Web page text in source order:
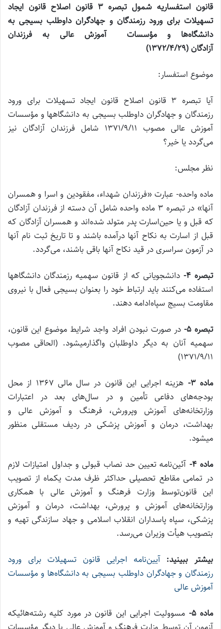
قانون استفساریه شمول تبصره ۳ قانون اصلاح قانون ایجاد
تسهیلات برای ورود رزمندگان و جهادگران داوطلب بسیجی‌ به
دانشگاه‌ها و مؤسسات
آموزش عالی به فرزندان
آزادگان ( ۱۳۷۲/۴/۲۹ )
موضوع استفسار:
‌آیا تبصره ۳ قانون اصلاح قانون ایجاد تسهیلات برای ورود
رزمندگان و جهادگران داوطلب بسیجی به دانشگاهها و مؤسسات
آموزش عالی مصوب ۱۳۷۱/۹/۱۱ شامل فرزندان آزادگان نیز
می‌گردد یا خیر؟
نظر مجلس:
‌ماده واحده- عبارت «‌فرزندان شهداء، مفقودین و اسرا و همسران
آنها» در تبصره ۳ ماده واحده شامل آن دسته از فرزندان آزادگان
که قبل و یا حین‌اسارت پدر متولد شده‌اند و همسران آزادگان که
قبل از اسارت به نکاح آنها درآمده باشند و تا تاریخ ثبت نام آنها
در آزمون سراسری در قید نکاح آنها باقی‌ باشند، می‌گردد.
تبصره۴- دانشجویانی که از قانون سهمیه رزمندگان دانشگاهها
استفاده می‌کنند باید ارتباط خود را بعنوان بسیجی فعال با نیروی
مقاومت بسیج سپاه‌ادامه دهند.
تبصره۵- در صورت نبودن افراد واجد شرایط موضوع این قانون،
سهمیه آنان به دیگر داوطلبان واگذارمیشود. (الحاقی مصوب
۱۳۷۱/۹/۱۱)
ماده۳-
هزینه اجرایی این قانون در سال مالی ۱۳۶۷ از محل
بودجه‌های دفاعی تأمین و در سال‌های بعد در اعتبارات
وزارتخانه‌های آموزش و‌پرورش، فرهنگ و آموزش عالی و
بهداشت، درمان و آموزش پزشکی در ردیف مستقلی منظور
میشود.
ماده۴- آئین‌نامه تعیین حد نصاب قبولی و جداول امتیازات لازم
در تمامی مقاطع تحصیلی حداکثر ظرف مدت یکماه از تصویب
این قانون‌توسط وزارت فرهنگ و آموزش عالی با همکاری
وزارتخانه‌های آموزش و پرورش، بهداشت، درمان و آموزش
پزشکی، سپاه پاسداران انقلاب اسلامی‌ و جهاد سازندگی تهیه و
بتصویب هیأت وزیران می‌رسد.
بیشتر ببینید: آیین‌نامه اجرایی قانون تسهیلات برای ورود
رزمندگان و جهادگران داوطلب بسیجی به دانشگاه‌ها و مؤسسات
آموزش عالی
ماده۵- مسوولیت اجرایی این قانون در مورد کلیه رشته‌هائیکه